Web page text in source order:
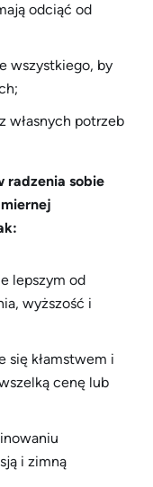
odciąć od
wszystkiego, by
własnych potrzeb
radzenia sobie
lepszym od
wyższość i
się kłamstwem i
cenę lub
i zimną